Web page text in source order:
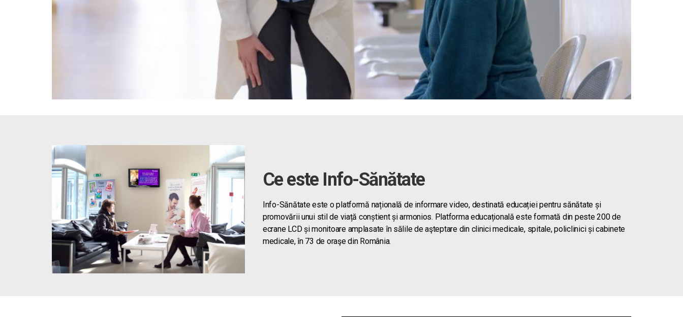
Ce este Info-Sănătate
Info-Sănătate este o platformă națională de informare video, destinată educației pentru sănătate și
promovării unui stil de viață conștient și armonios. Platforma educațională este formată din peste 200 de
ecrane LCD și monitoare amplasate în sălile de aşteptare din clinici medicale, spitale, policlinici și cabinete
medicale, în 73 de oraşe din România.